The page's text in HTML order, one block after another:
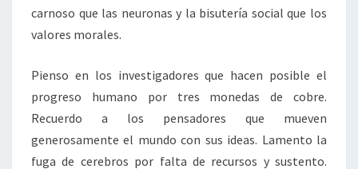
carnoso que las neuronas y la bisutería social que los
valores morales.
Pienso en los investigadores que hacen posible el
progreso humano por tres monedas de cobre.
Recuerdo a los pensadores que mueven
generosamente el mundo con sus ideas. Lamento la
fuga de cerebros por falta de recursos y sustento.